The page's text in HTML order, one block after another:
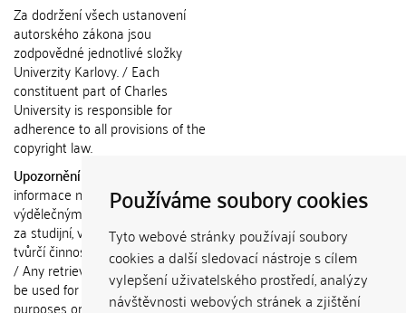
Používáme soubory cookies
Tyto webové stránky používají soubory
cookies a další sledovací nástroje s cílem
vylepšení uživatelského prostředí, analýzy
návštěvnosti webových stránek a zjištění
Za dodržení všech ustanovení
autorského zákona jsou
zodpovědné jednotlivé složky
Univerzity Karlovy. / Each
constituent part of Charles
University is responsible for
adherence to all provisions of the
copyright law.
Upozornění / Notice:
informace nemohou být použity k
výdělečným účelům nebo vydávány
za studijní, vědeckou nebo jinou
tvůrčí činnost jiné osoby než autora.
/ Any retrieved information shall not
be used for any commercial
purposes or claimed as results of